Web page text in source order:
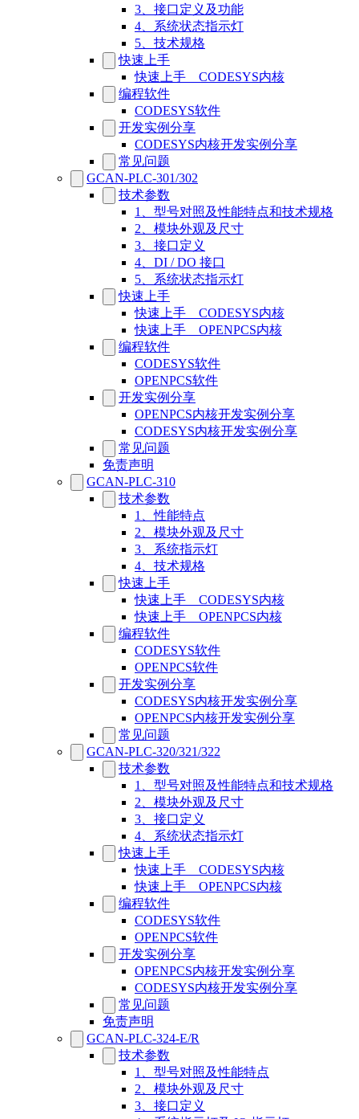
3、接口定义及功能
4、系统状态指示灯
5、技术规格
快速上手
快速上手__CODESYS内核
编程软件
CODESYS软件
开发实例分享
CODESYS内核开发实例分享
常见问题
GCAN-PLC-301/302
技术参数
1、型号对照及性能特点和技术规格
2、模块外观及尺寸
3、接口定义
4、DI / DO 接口
5、系统状态指示灯
快速上手
快速上手__CODESYS内核
快速上手__OPENPCS内核
编程软件
CODESYS软件
OPENPCS软件
开发实例分享
OPENPCS内核开发实例分享
CODESYS内核开发实例分享
常见问题
免责声明
GCAN-PLC-310
技术参数
1、性能特点
2、模块外观及尺寸
3、系统指示灯
4、技术规格
快速上手
快速上手__CODESYS内核
快速上手__OPENPCS内核
编程软件
CODESYS软件
OPENPCS软件
开发实例分享
CODESYS内核开发实例分享
OPENPCS内核开发实例分享
常见问题
GCAN-PLC-320/321/322
技术参数
1、型号对照及性能特点和技术规格
2、模块外观及尺寸
3、接口定义
4、系统状态指示灯
快速上手
快速上手__CODESYS内核
快速上手__OPENPCS内核
编程软件
CODESYS软件
OPENPCS软件
开发实例分享
OPENPCS内核开发实例分享
CODESYS内核开发实例分享
常见问题
免责声明
GCAN-PLC-324-E/R
技术参数
1、型号对照及性能特点
2、模块外观及尺寸
3、接口定义